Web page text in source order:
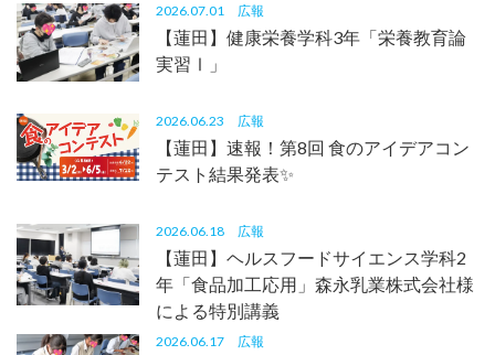
2026.07.01 広報
【蓮田】健康栄養学科3年「栄養教育論
実習Ⅰ」
2026.06.23 広報
【蓮田】速報！第8回 食のアイデアコン
テスト結果発表✨
2026.06.18 広報
【蓮田】ヘルスフードサイエンス学科2
年「食品加工応用」森永乳業株式会社様
による特別講義
2026.06.17 広報